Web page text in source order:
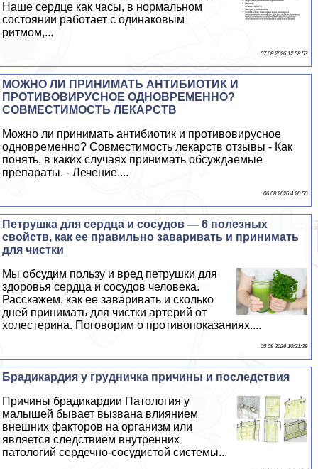
Наше сердце как часы, в нормальном
состоянии работает с одинаковым
ритмом,...
07 08 2026 12:58:53
МОЖНО ЛИ ПРИНИМАТЬ АНТИБИОТИК И
ПРОТИВОВИРУСНОЕ ОДНОВРЕМЕННО?
СОВМЕСТИМОСТЬ ЛЕКАРСТВ
Можно ли принимать антибиотик и противовирусное
одновременно? Совместимость лекарств отзывы - Как
понять, в каких случаях принимать обсуждаемые
препараты. - Лечение....
06 08 2026 4:20:50
Петрушка для сердца и сосудов — 6 полезных
свойств, как ее правильно заваривать и принимать
для чистки
Мы обсудим пользу и вред петрушки для
здоровья сердца и сосудов человека.
Расскажем, как ее заваривать и сколько
дней принимать для чистки артерий от
холестерина. Поговорим о противопоказаниях....
05 08 2026 10:31:29
Брадикардия у грудничка причины и последствия
Причины брадикардии Патология у
малышей бывает вызвана влиянием
внешних факторов на организм или
является следствием внутренних
патологий сердечно-сосудистой системы...